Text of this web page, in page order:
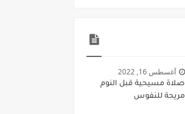
أغسطس 16, 2022
صلاة مسيحية قبل النوم
مريحة للنفوس